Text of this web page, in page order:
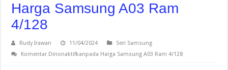
Harga Samsung A03 Ram
4/128
Rudy Irawan 11/04/2024
Seri Samsung
Komentar Dinonaktifkanpada Harga Samsung A03 Ram 4/128